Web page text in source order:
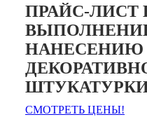
ПРАЙС-ЛИСТ
НАНЕСЕНИЮ
СМОТРЕТЬ ЦЕНЫ!